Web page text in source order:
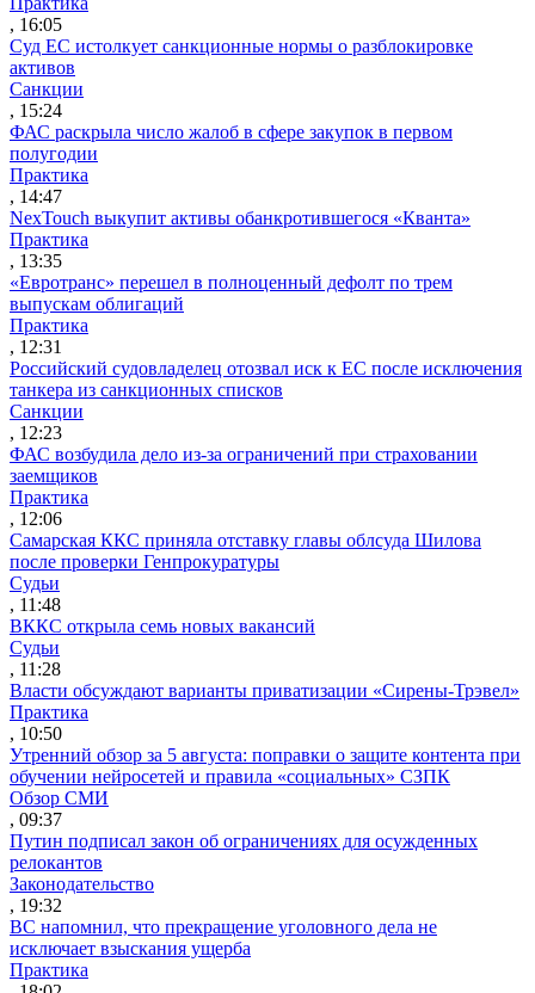
, 16:05
Суд ЕС истолкует санкционные нормы о разблокировке
активов
Санкции
, 15:24
ФАС раскрыла число жалоб в сфере закупок в первом
полугодии
Практика
, 14:47
NexTouch выкупит активы обанкротившегося «Кванта»
Практика
, 13:35
«Евротранс» перешел в полноценный дефолт по трем
выпускам облигаций
Практика
, 12:31
Российский судовладелец отозвал иск к ЕС после исключения
танкера из санкционных списков
Санкции
, 12:23
ФАС возбудила дело из-за ограничений при страховании
заемщиков
Практика
, 12:06
Самарская ККС приняла отставку главы облсуда Шилова
после проверки Генпрокуратуры
Судьи
, 11:48
ВККС открыла семь новых вакансий
Судьи
, 11:28
Власти обсуждают варианты приватизации «Сирены-Трэвел»
Практика
, 10:50
Утренний обзор за 5 августа: поправки о защите контента при
обучении нейросетей и правила «социальных» СЗПК
Обзор СМИ
, 09:37
Путин подписал закон об ограничениях для осужденных
релокантов
Законодательство
, 19:32
ВС напомнил, что прекращение уголовного дела не
исключает взыскания ущерба
Практика